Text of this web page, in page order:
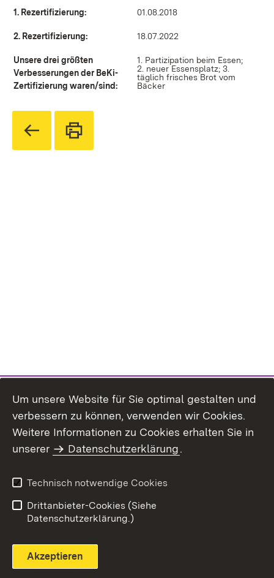
1. Rezertifizierung: 01.08.2018
2. Rezertifizierung: 18.07.2022
Unsere drei größten
Verbesserungen der BeKi-
Zertifizierung waren/sind:
1. Partizipation beim Essen;
2. neuer Essensplatz; 3.
täglich frisches Brot vom
Bäcker
Themenübersicht
Um unsere Website für Sie optimal gestalten und
verbessern zu können, verwenden wir Cookies.
Weitere Informationen zu Cookies erhalten Sie in
unserer
Datenschutzerklärung.
Technisch notwendige Cookies
Drittanbieter-Cookies (Siehe
Datenschutzerklärung.)
Akzeptieren